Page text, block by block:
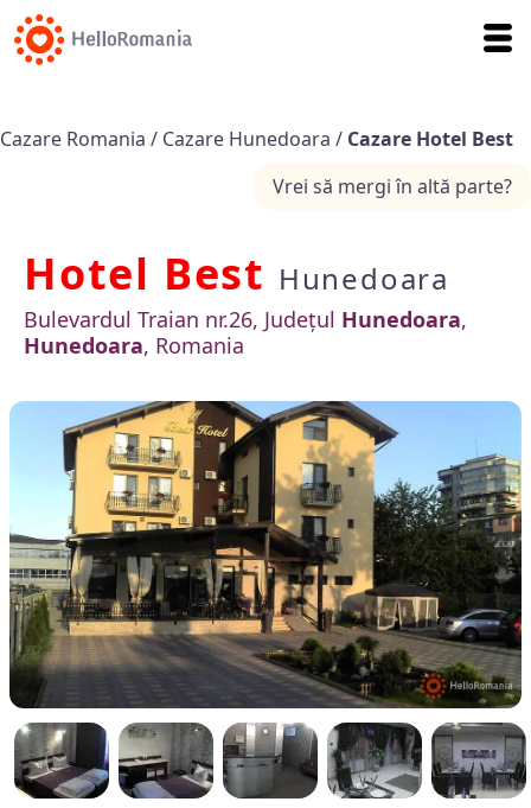
Cazare Romania / Cazare Hunedoara / Cazare Hotel Best
Vrei să mergi în altă parte?
Hotel Best Hunedoara
Bulevardul Traian nr.26, Județul Hunedoara,
Hunedoara, Romania